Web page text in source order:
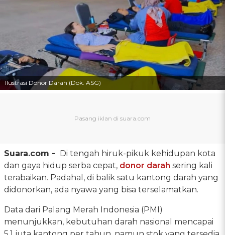
Ilustrasi Donor Darah (Dok. ASG)
Suara.com - Di tengah hiruk-pikuk kehidupan kota
dan gaya hidup serba cepat, donor darah sering kali
terabaikan. Padahal, di balik satu kantong darah yang
didonorkan, ada nyawa yang bisa terselamatkan.
Data dari Palang Merah Indonesia (PMI)
menunjukkan, kebutuhan darah nasional mencapai